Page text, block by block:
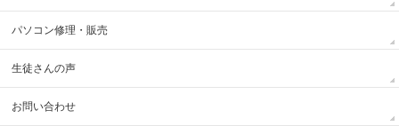
パソコン修理・販売
生徒さんの声
お問い合わせ